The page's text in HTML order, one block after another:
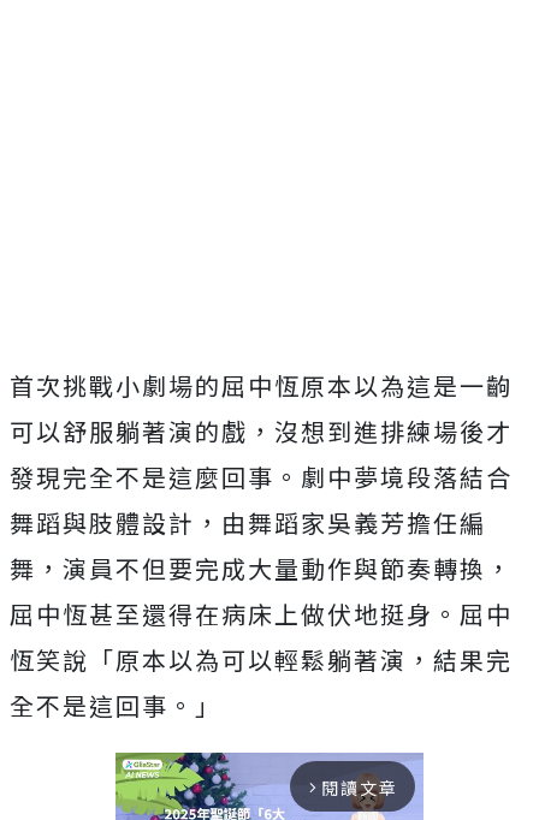
首次挑戰小劇場的屈中恆原本以為這是一齣
可以舒服躺著演的戲，沒想到進排練場後才
發現完全不是這麼回事。劇中夢境段落結合
舞蹈與肢體設計，由舞蹈家吳義芳擔任編
舞，演員不但要完成大量動作與節奏轉換，
屈中恆甚至還得在病床上做伏地挺身。屈中
恆笑說「原本以為可以輕鬆躺著演，結果完
全不是這回事。」
arrow_forward_ios 閱讀文章